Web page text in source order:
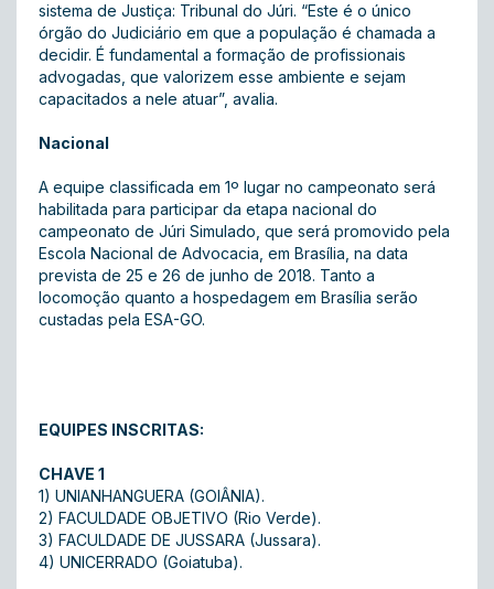
sistema de Justiça: Tribunal do Júri. “Este é o único
órgão do Judiciário em que a população é chamada a
decidir. É fundamental a formação de profissionais
advogadas, que valorizem esse ambiente e sejam
capacitados a nele atuar”, avalia.
Nacional
A equipe classificada em 1º lugar no campeonato será
habilitada para participar da etapa nacional do
campeonato de Júri Simulado, que será promovido pela
Escola Nacional de Advocacia, em Brasília, na data
prevista de 25 e 26 de junho de 2018. Tanto a
locomoção quanto a hospedagem em Brasília serão
custadas pela ESA-GO.
EQUIPES INSCRITAS:
CHAVE 1
1) UNIANHANGUERA (GOIÂNIA).
2) FACULDADE OBJETIVO (Rio Verde).
3) FACULDADE DE JUSSARA (Jussara).
4) UNICERRADO (Goiatuba).